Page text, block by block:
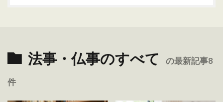
法事・仏事のすべて の最新記事8
件